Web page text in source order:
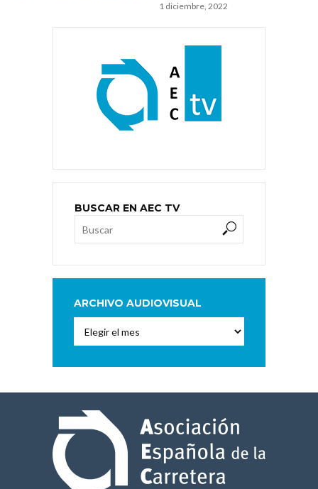
1 diciembre, 2022
BUSCAR EN AEC TV
ARCHIVO AUDIOVISUAL
Audiovisual